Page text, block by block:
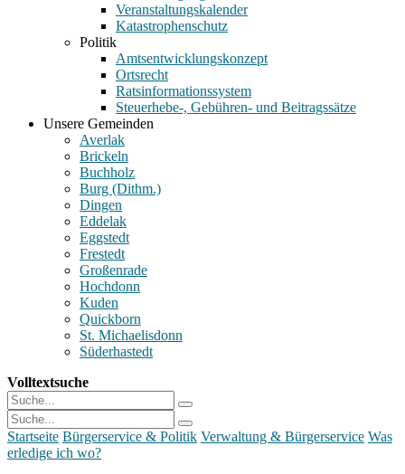
Veranstaltungskalender
Katastrophenschutz
Politik
Amtsentwicklungskonzept
Ortsrecht
Ratsinformationssystem
Steuerhebe-, Gebühren- und Beitragssätze
Unsere Gemeinden
Averlak
Brickeln
Buchholz
Burg (Dithm.)
Dingen
Eddelak
Eggstedt
Frestedt
Großenrade
Hochdonn
Kuden
Quickborn
St. Michaelisdonn
Süderhastedt
Volltextsuche
Startseite Bürgerservice & Politik Verwaltung & Bürgerservice Was
erledige ich wo?